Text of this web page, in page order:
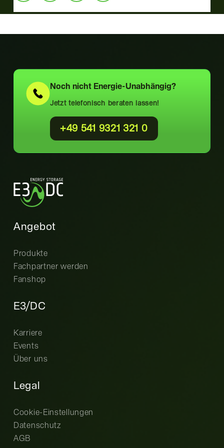
Noch nicht Energie-Unabhängig?
Jetzt telefonisch beraten lassen!
+49 541 9321 321 0
Angebot
Produkte
Fachpartner werden
Fanshop
E3/DC
Karriere
Events
Über uns
Legal
Cookie-Einstellungen
Datenschutz
AGB